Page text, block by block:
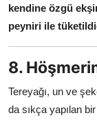
kendine özgü
peyniri ile
8.
Tereyağı, un ve
da sıkça yapılan